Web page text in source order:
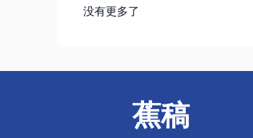
没有更多了
蕉稿